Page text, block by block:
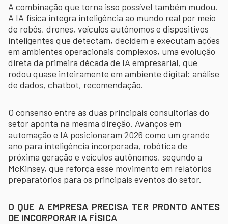
A combinação que torna isso possível também mudou.
A IA física integra inteligência ao mundo real por meio
de robôs, drones, veículos autônomos e dispositivos
inteligentes que detectam, decidem e executam ações
em ambientes operacionais complexos, uma evolução
direta da primeira década de IA empresarial, que
rodou quase inteiramente em ambiente digital: análise
de dados, chatbot, recomendação.
O consenso entre as duas principais consultorias do
setor aponta na mesma direção. Avanços em
automação e IA posicionaram 2026 como um grande
ano para inteligência incorporada, robótica de
próxima geração e veículos autônomos, segundo a
McKinsey, que reforça esse movimento em relatórios
preparatórios para os principais eventos do setor.
O QUE A EMPRESA PRECISA TER PRONTO ANTES
DE INCORPORAR IA FÍSICA